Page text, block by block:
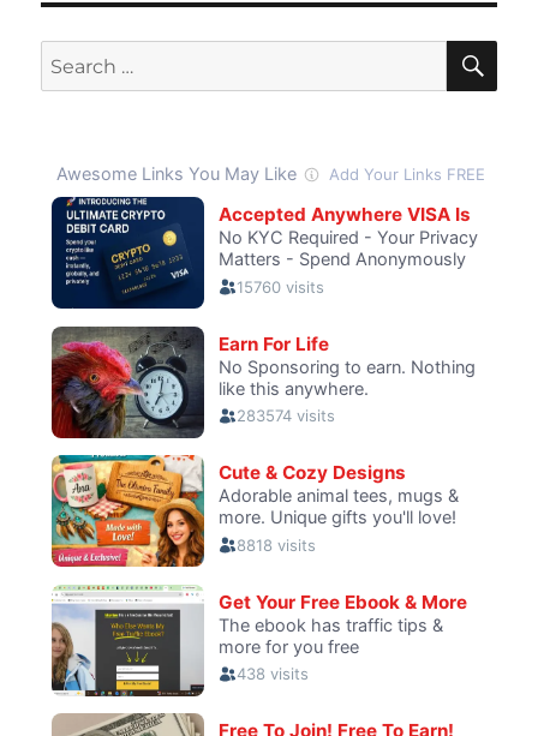
acabar
la
tecnología
vigilancia
a
gobiernos
represivos
Search
for: